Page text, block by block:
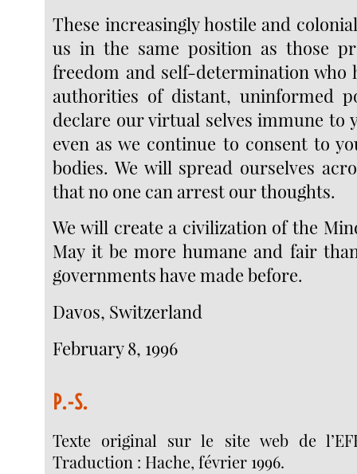
These increasingly hostile and
us in the same position as those
freedom and self-determination who
authorities of distant, uninformed
declare our virtual selves immune to
even as we continue to consent to
bodies. We will spread ourselves
that no one can arrest our thoughts.
We will create a civilization of the
May it be more humane and fair
governments have made before.
Davos, Switzerland
February 8, 1996
P.-S.
Texte original sur le site web de
Traduction : Hache, février 1996.